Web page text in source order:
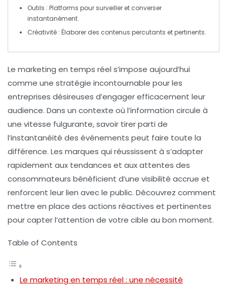
Outils : Platforms pour surveiller et converser
instantanément.
Créativité : Élaborer des contenus percutants et pertinents.
Le marketing en temps réel s’impose aujourd’hui
comme une stratégie incontournable pour les
entreprises désireuses d’engager efficacement leur
audience. Dans un contexte où l’information circule à
une vitesse fulgurante, savoir tirer parti de
l’instantanéité des événements peut faire toute la
différence. Les marques qui réussissent à s’adapter
rapidement aux tendances et aux attentes des
consommateurs bénéficient d’une visibilité accrue et
renforcent leur lien avec le public. Découvrez comment
mettre en place des actions réactives et pertinentes
pour capter l’attention de votre cible au bon moment.
Table of Contents
Le marketing en temps réel : une nécessité